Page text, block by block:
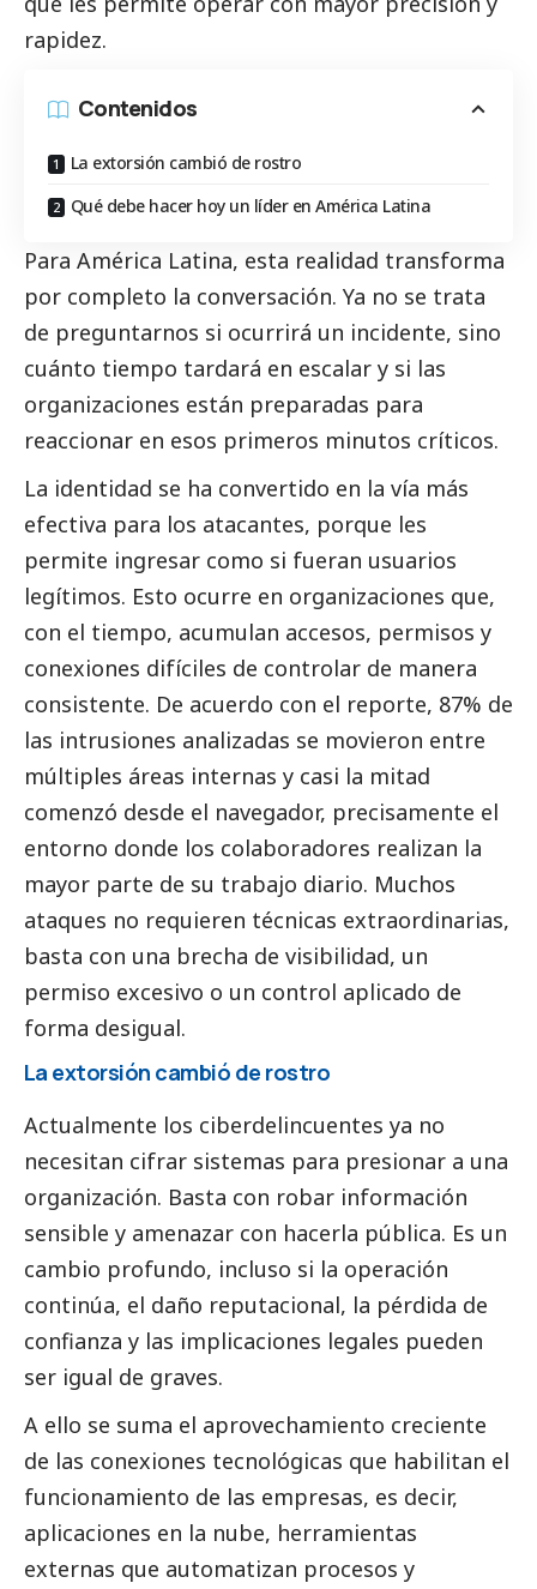
rapidez.
Contenidos
La extorsión cambió de rostro
Qué debe hacer hoy un líder en América Latina
Para América Latina, esta realidad transforma
por completo la conversación. Ya no se trata
de preguntarnos si ocurrirá un incidente, sino
cuánto tiempo tardará en escalar y si las
organizaciones están preparadas para
reaccionar en esos primeros minutos críticos.
La identidad se ha convertido en la vía más
efectiva para los atacantes, porque les
permite ingresar como si fueran usuarios
legítimos. Esto ocurre en organizaciones que,
con el tiempo, acumulan accesos, permisos y
conexiones difíciles de controlar de manera
consistente. De acuerdo con el reporte, 87% de
las intrusiones analizadas se movieron entre
múltiples áreas internas y casi la mitad
comenzó desde el navegador, precisamente el
entorno donde los colaboradores realizan la
mayor parte de su trabajo diario. Muchos
ataques no requieren técnicas extraordinarias,
basta con una brecha de visibilidad, un
permiso excesivo o un control aplicado de
forma desigual.
La extorsión cambió de rostro
Actualmente los ciberdelincuentes ya no
necesitan cifrar sistemas para presionar a una
organización. Basta con robar información
sensible y amenazar con hacerla pública. Es un
cambio profundo, incluso si la operación
continúa, el daño reputacional, la pérdida de
confianza y las implicaciones legales pueden
ser igual de graves.
A ello se suma el aprovechamiento creciente
de las conexiones tecnológicas que habilitan el
funcionamiento de las empresas, es decir,
aplicaciones en la nube, herramientas
externas que automatizan procesos y